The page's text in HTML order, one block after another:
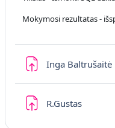
Mokymosi rezultatas -
Inga Baltrušaitė
R.Gustas